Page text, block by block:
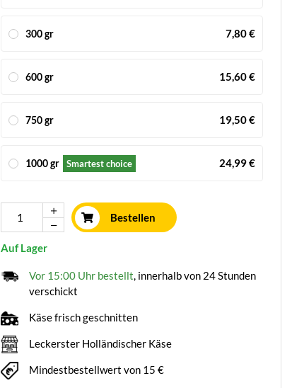
300 gr 7,80 €
600 gr 15,60 €
750 gr 19,50 €
1000 gr Smartest choice 24,99 €
Bestellen
Auf Lager
Vor 15:00 Uhr bestellt, innerhalb von 24 Stunden
verschickt
Käse frisch geschnitten
Leckerster Holländischer Käse
Mindestbestellwert von 15 €